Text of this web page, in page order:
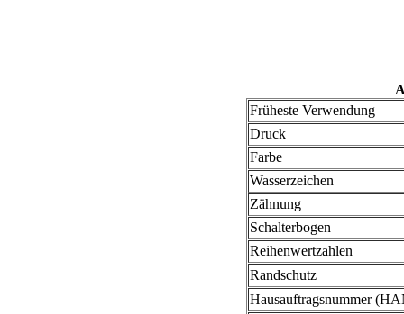
Früheste Verwendung
Druck
Farbe
Wasserzeichen
Zähnung
Schalterbogen
Reihenwertzahlen
Randschutz
Hausauftragsnummer